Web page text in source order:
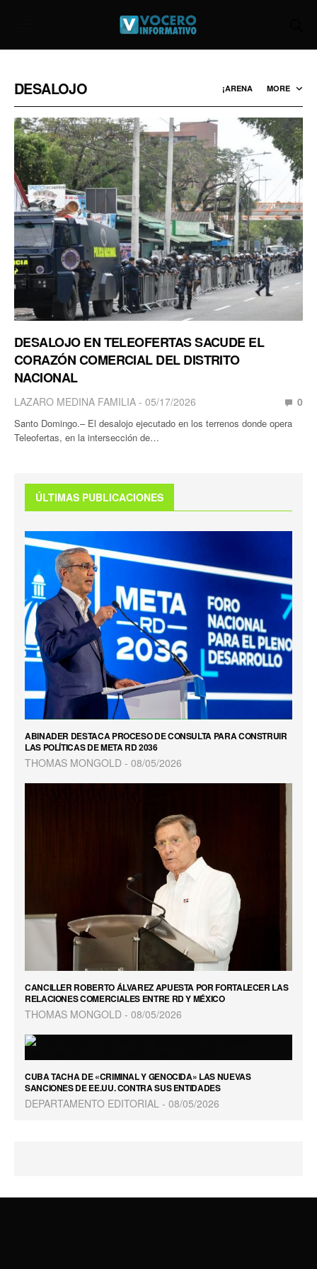
DESALOJO ¡ARENA MORE
DESALOJO EN TELEOFERTAS SACUDE EL
CORAZÓN COMERCIAL DEL DISTRITO
NACIONAL
LAZARO MEDINA FAMILIA 05/17/2026 0
Santo Domingo.– El desalojo ejecutado en los terrenos donde opera
Teleofertas, en la intersección de…
ÚLTIMAS PUBLICACIONES
ABINADER DESTACA PROCESO DE CONSULTA PARA CONSTRUIR
LAS POLÍTICAS DE META RD 2036
THOMAS MONGOLD 08/05/2026
CANCILLER ROBERTO ÁLVAREZ APUESTA POR FORTALECER LAS
RELACIONES COMERCIALES ENTRE RD Y MÉXICO
THOMAS MONGOLD 08/05/2026
CUBA TACHA DE «CRIMINAL Y GENOCIDA» LAS NUEVAS
SANCIONES DE EE.UU. CONTRA SUS ENTIDADES
DEPARTAMENTO EDITORIAL 08/05/2026